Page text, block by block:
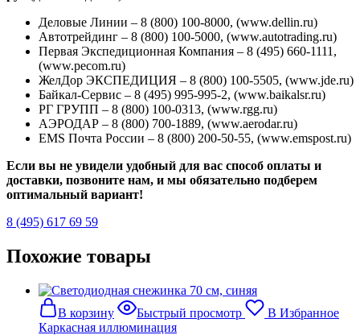
Деловые Линии – 8 (800) 100-8000, (www.dellin.ru)
Автотрейдинг – 8 (800) 100-5000, (www.autotrading.ru)
Первая Экспедиционная Компания – 8 (495) 660-1111,
(www.pecom.ru)
ЖелДор ЭКСПЕДИЦИЯ – 8 (800) 100-5505, (www.jde.ru)
Байкал-Сервис – 8 (495) 995-995-2, (www.baikalsr.ru)
РГ ГРУПП – 8 (800) 100-0313, (www.rgg.ru)
АЭРОДАР – 8 (800) 700-1889, (www.aerodar.ru)
EMS Почта России – 8 (800) 200-50-55, (www.emspost.ru)
Если вы не увидели удобный для вас способ оплаты и
доставки, позвоните нам, и мы обязательно подберем
оптимальный вариант!
8 (495) 617 69 59
Похожие товары
В корзину Быстрый просмотр
В Избранное
Каркасная иллюминация